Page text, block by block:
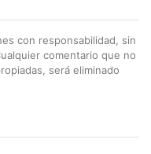
con responsabilidad, sin
comentario que no
será eliminado